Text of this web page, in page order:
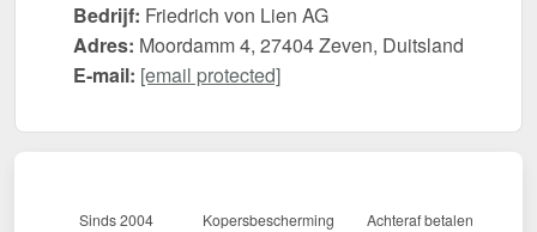
Bedrijf: Friedrich von Lien AG
Adres: Moordamm 4, 27404 Zeven, Duitsland
E-mail: [email protected]
Sinds 2004 Kopersbescherming Achteraf betalen